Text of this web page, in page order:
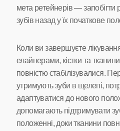
мета ретейнерів —
зубів назад у їх початкове
Коли ви завершуєте
елайнерами, кістки та
повністю стабілізувалися.
утримують зуби в щелепі,
адаптуватися до нового
допомагають підтримувати
положенні, доки тканини